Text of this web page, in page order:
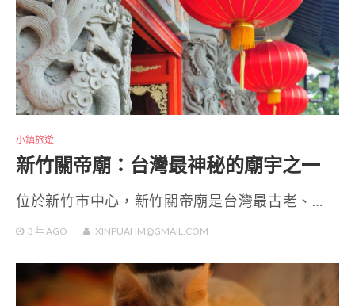
小鎮旅遊
新竹關帝廟：台灣最神秘的廟宇之一
位於新竹市中心，新竹關帝廟是台灣最古老、…
3 年AGO XINPUAHM@GMAIL.COM